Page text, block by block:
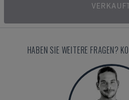
HABEN SIE WEITERE FRAGEN?